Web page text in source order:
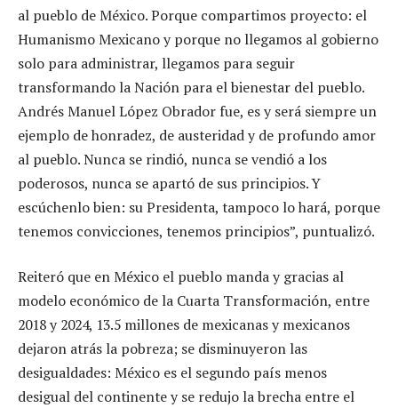
al pueblo de México. Porque compartimos proyecto: el
Humanismo Mexicano y porque no llegamos al gobierno
solo para administrar, llegamos para seguir
transformando la Nación para el bienestar del pueblo.
Andrés Manuel López Obrador fue, es y será siempre un
ejemplo de honradez, de austeridad y de profundo amor
al pueblo. Nunca se rindió, nunca se vendió a los
poderosos, nunca se apartó de sus principios. Y
escúchenlo bien: su Presidenta, tampoco lo hará, porque
tenemos convicciones, tenemos principios”, puntualizó.
Reiteró que en México el pueblo manda y gracias al
modelo económico de la Cuarta Transformación, entre
2018 y 2024, 13.5 millones de mexicanas y mexicanos
dejaron atrás la pobreza; se disminuyeron las
desigualdades: México es el segundo país menos
desigual del continente y se redujo la brecha entre el